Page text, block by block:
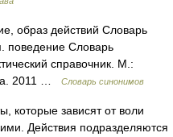
образ действий Словарь
поведение Словарь
справочник. М.:
2011 …
Словарь синонимов
которые зависят от воли
Действия подразделяются